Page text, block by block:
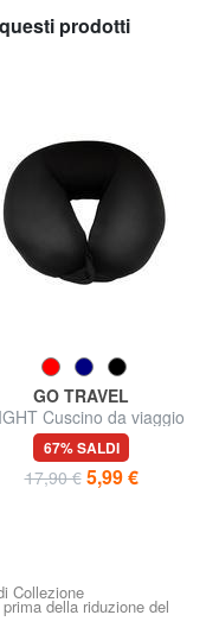
prodotti
GO TRAVEL
Cuscino da viaggio
67% SALDI
17,90 € 5,99 €
Collezione
della riduzione del